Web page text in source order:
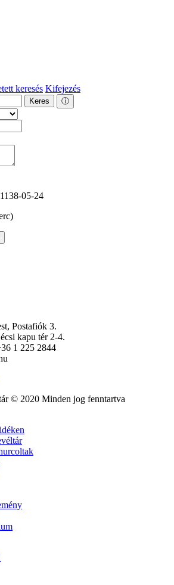
keresés Kifejezés
Keres ⓘ
05-24
Postafiók 3.
kapu tér 2-4.
1 225 2844
© 2020 Minden jog fenntartva